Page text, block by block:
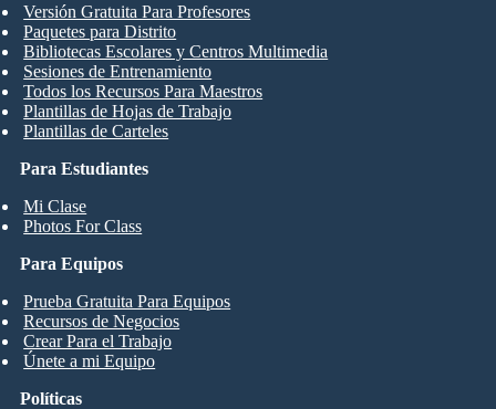
Para Estudiantes
Mi Clase
Photos For Class
Versión Gratuita Para Profesores
Paquetes para Distrito
Bibliotecas Escolares y Centros Multimedia
Sesiones de Entrenamiento
Todos los Recursos Para Maestros
Plantillas de Hojas de Trabajo
Plantillas de Carteles
Para Equipos
Prueba Gratuita Para Equipos
Recursos de Negocios
Crear Para el Trabajo
Únete a mi Equipo
Políticas